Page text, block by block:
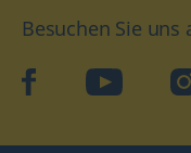
Besuchen Sie uns
facebookYouTube